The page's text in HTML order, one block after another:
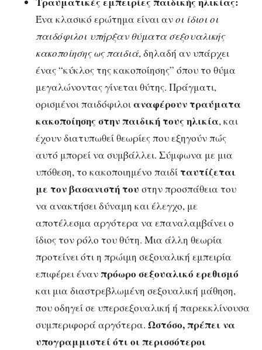
Ένα κλασικό ερώτημα είναι ανοι ίδιοι οι
παιδόφιλοι υπήρξαν θύματα σεξουαλικής
κακοποίησης ως παιδιά, δηλαδή αν υπάρχει
ένας “κύκλος της κακοποίησης” όπου το θύμα
μεγαλώνοντας γίνεται θύτης. Πράγματι,
ορισμένοι παιδόφιλοιαναφέρουν τραύματα
κακοποίησης στην παιδική τους ηλικία, και
έχουν διατυπωθεί θεωρίες που εξηγούν πώς
αυτό μπορεί να συμβάλλει. Σύμφωνα με μια
υπόθεση, το κακοποιημένο παιδίταυτίζεται
με τον βασανιστή του στην προσπάθεια του
να ανακτήσει δύναμη και έλεγχο, με
αποτέλεσμα αργότερα να επαναλαμβάνει ο
ίδιος τον ρόλο του θύτη. Μια άλλη θεωρία
προτείνει ότι η πρώιμη σεξουαλική εμπειρία
επιφέρει ένανπρόωρο σεξουαλικό ερεθισμό
και μια διαστρεβλωμένη σεξουαλική μάθηση,
που οδηγεί σε υπερσεξουαλική ή παρεκκλίνουσα
συμπεριφορά αργότερα. Ωστόσο, πρέπει να
υπογραμμιστεί ότι οι περισσότεροι